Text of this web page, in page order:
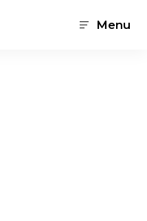
Menu